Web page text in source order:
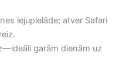
lejupielāde; atver Safari
garām dienām uz